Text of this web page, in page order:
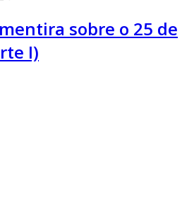
sobre o 25 de
I)